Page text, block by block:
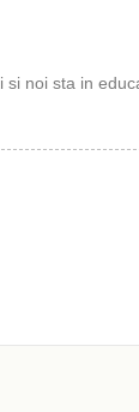
si noi sta in